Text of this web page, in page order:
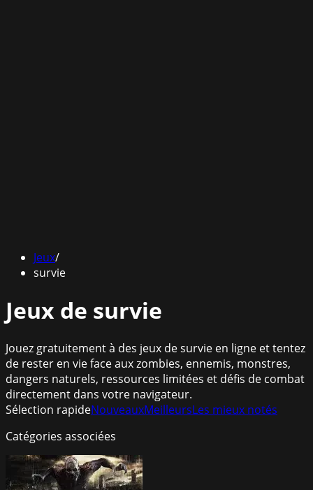
Jeux/
survie
Jeux de survie
Jouez gratuitement à des jeux de survie en ligne et tentez
de rester en vie face aux zombies, ennemis, monstres,
dangers naturels, ressources limitées et défis de combat
directement dans votre navigateur.
Sélection rapideNouveauxMeilleursLes mieux notés
Catégories associées